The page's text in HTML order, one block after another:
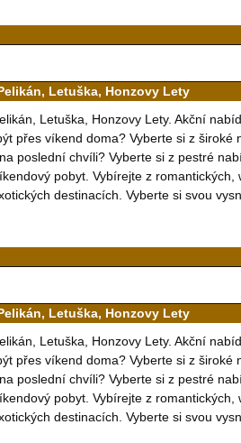
Letuška, Honzovy Lety
Letuška, Honzovy Lety. Akční
přes víkend doma? Vyberte si z
poslední chvíli? Vyberte si z pestré
pobyt. Vybírejte z romantických,
destinacích. Vyberte si svou
Letuška, Honzovy Lety
Letuška, Honzovy Lety. Akční
přes víkend doma? Vyberte si z
poslední chvíli? Vyberte si z pestré
pobyt. Vybírejte z romantických,
destinacích. Vyberte si svou